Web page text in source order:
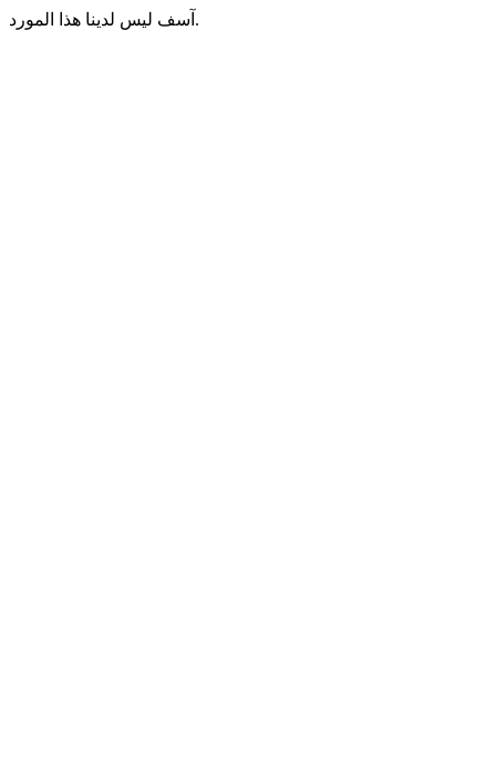
آسف ليس لدينا هذا المورد.